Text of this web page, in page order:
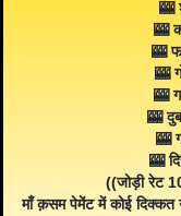
🎰
🎰
🎰
🎰
🎰
🎰
🎰
🎰
((जोड़ी रेट
माँ क़सम पेमेंट में कोई दिक्कत